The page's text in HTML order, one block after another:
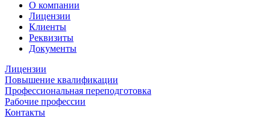
О компании
Лицензии
Клиенты
Реквизиты
Документы
Лицензии
Повышение квалификации
Профессиональная переподготовка
Рабочие профессии
Контакты